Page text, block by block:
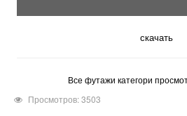
скачать
Все футажи категори
Просмотров: 3503